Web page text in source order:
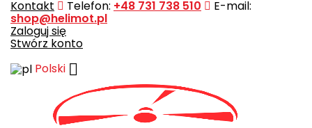
Kontakt Telefon: +48 731 738 510 E-mail:
shop@helimot.pl
Zaloguj się
Stwórz konto
Polski 